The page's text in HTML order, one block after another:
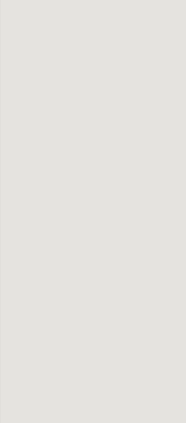
SPÉCIFICATIONS DE LA MOTO